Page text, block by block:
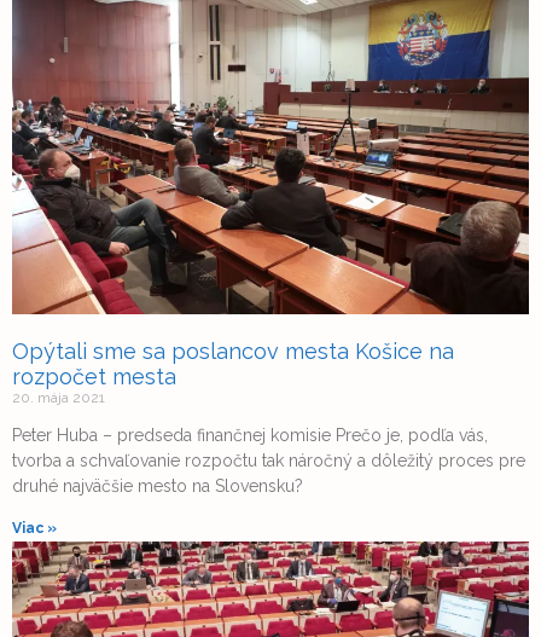
Opýtali sme sa poslancov mesta Košice na
rozpočet mesta
20. mája 2021
Peter Huba – predseda finančnej komisie Prečo je, podľa vás,
tvorba a schvaľovanie rozpočtu tak náročný a dôležitý proces pre
druhé najväčšie mesto na Slovensku?
Viac »